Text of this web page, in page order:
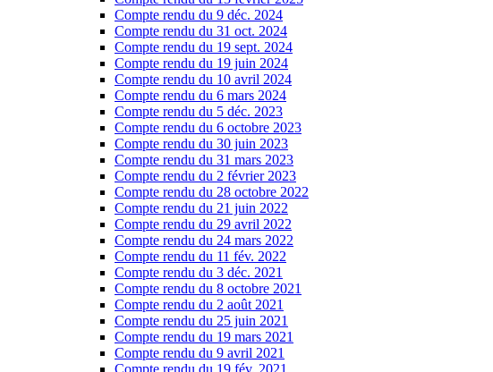
Compte rendu du 9 déc. 2024
Compte rendu du 31 oct. 2024
Compte rendu du 19 sept. 2024
Compte rendu du 19 juin 2024
Compte rendu du 10 avril 2024
Compte rendu du 6 mars 2024
Compte rendu du 5 déc. 2023
Compte rendu du 6 octobre 2023
Compte rendu du 30 juin 2023
Compte rendu du 31 mars 2023
Compte rendu du 2 février 2023
Compte rendu du 28 octobre 2022
Compte rendu du 21 juin 2022
Compte rendu du 29 avril 2022
Compte rendu du 24 mars 2022
Compte rendu du 11 fév. 2022
Compte rendu du 3 déc. 2021
Compte rendu du 8 octobre 2021
Compte rendu du 2 août 2021
Compte rendu du 25 juin 2021
Compte rendu du 19 mars 2021
Compte rendu du 9 avril 2021
Compte rendu du 19 fév. 2021